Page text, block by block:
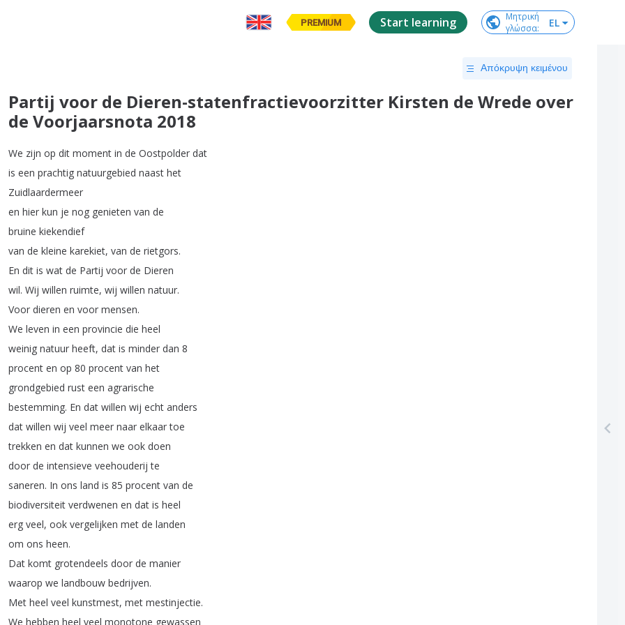
PREMIUM Start learning
Μητρική
γλώσσα: EL
Απόκρυψη κειμένου
Partij voor de Dieren-statenfractievoorzitter Kirsten de Wrede over
de Voorjaarsnota 2018
We zijn op dit moment in de Oostpolder dat
is een prachtig natuurgebied naast het
Zuidlaardermeer
en hier kun je nog genieten van de
bruine kiekendief
van de kleine karekiet, van de rietgors.
En dit is wat de Partij voor de Dieren
wil. Wij willen ruimte, wij willen natuur.
Voor dieren en voor mensen.
We leven in een provincie die heel
weinig natuur heeft, dat is minder dan 8
procent en op 80 procent van het
grondgebied rust een agrarische
bestemming. En dat willen wij echt anders
dat willen wij veel meer naar elkaar toe
trekken en dat kunnen we ook doen
door de intensieve veehouderij te
saneren. In ons land is 85 procent van de
biodiversiteit verdwenen en dat is heel
erg veel, ook vergelijken met de landen
om ons heen.
Dat komt grotendeels door de manier
waarop we landbouw bedrijven.
Met heel veel kunstmest, met mestinjectie.
We hebben heel veel monotone gewassen